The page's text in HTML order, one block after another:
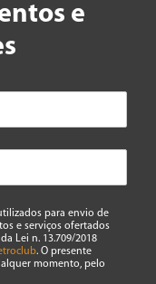
e
para envio de
e serviços ofertados
Lei n. 13.709/2018
. O presente
momento, pelo